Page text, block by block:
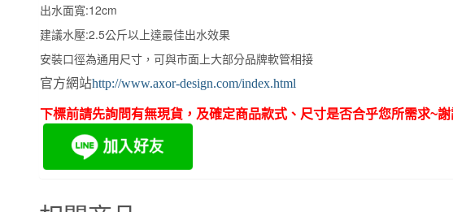
出水面寬:12cm
建議水壓:2.5公斤以上達最佳出水效果
安裝口徑為通用尺寸，可與市面上大部分品牌軟管相接
官方網站http://www.axor-design.com/index.html
下標前請先詢問有無現貨，及確定商品款式、尺寸是否合乎您所需求~謝